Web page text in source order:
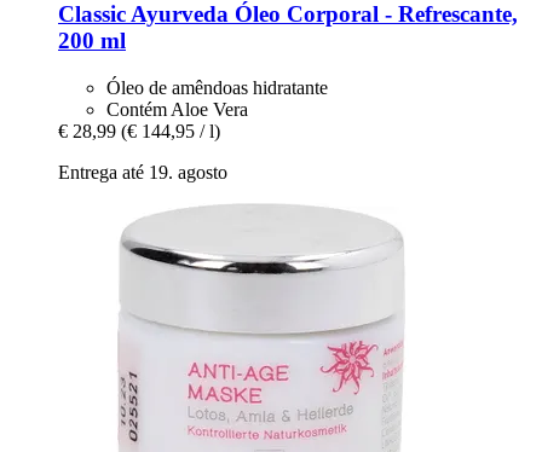
Classic Ayurveda Óleo Corporal -​ Refrescante,
200 ml
Óleo de amêndoas hidratante
Contém Aloe Vera
€ 28,99 (€ 144,95 / l)
Entrega até 19. agosto